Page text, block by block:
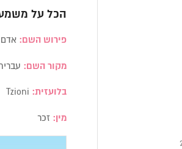
הכל על
פירוש השם: אדם
מקור השם:
בלועזית:
מין: זכר